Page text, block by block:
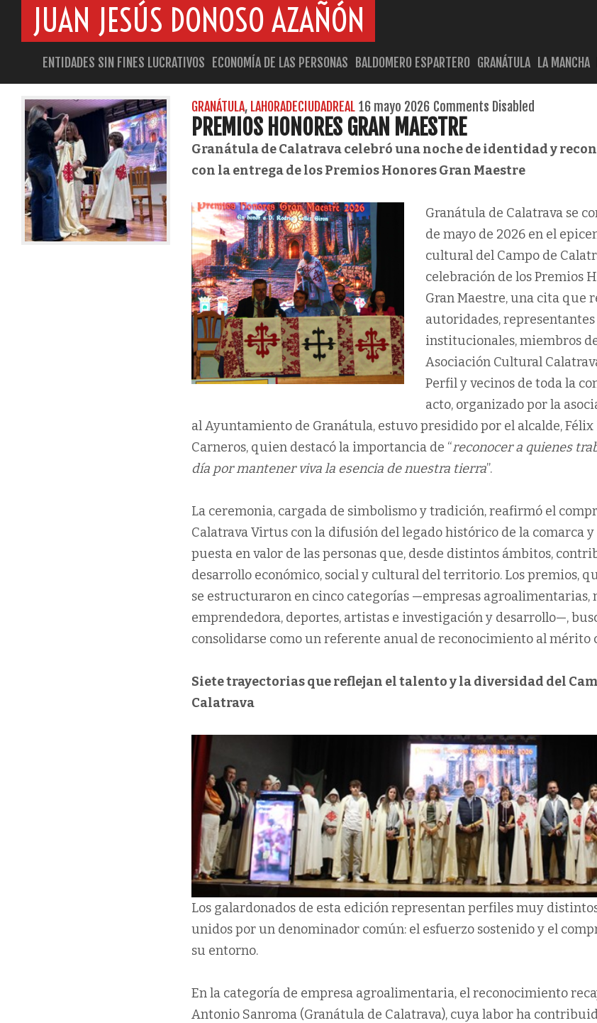
JUAN JESÚS DONOSO AZAÑÓN
ENTIDADES SIN FINES LUCRATIVOS ECONOMÍA DE LAS PERSONAS BALDOMERO ESPARTERO GRANÁTULA LA MANCHA
ETIQUETADO COMO: PREMIOS GRAN MAESTRE
GRANÁTULA, LAHORADECIUDADREAL 16 mayo 2026 Comments Disabled
PREMIOS HONORES GRAN MAESTRE
Granátula de Calatrava celebró una noche de identidad y
con la entrega de los Premios Honores Gran Maestre
Granátula de Calatrava se
de mayo de 2026 en el
cultural del Campo de
celebración de los Premios
Gran Maestre, una cita que
autoridades, representantes
institucionales, miembros
Asociación Cultural
Perfil y vecinos de toda la
acto, organizado por la
al Ayuntamiento de Granátula, estuvo presidido por el alcalde,
Carneros, quien destacó la importancia de “reconocer a quienes
día por mantener viva la esencia de nuestra tierra”.
La ceremonia, cargada de simbolismo y tradición, reafirmó el
Calatrava Virtus con la difusión del legado histórico de la comarca y
puesta en valor de las personas que, desde distintos ámbitos,
desarrollo económico, social y cultural del territorio. Los premios,
se estructuraron en cinco categorías —empresas agroalimentarias,
emprendedora, deportes, artistas e investigación y desarrollo—,
consolidarse como un referente anual de reconocimiento al mérito
Siete trayectorias que reflejan el talento y la diversidad del
Calatrava
Los galardonados de esta edición representan perfiles muy
unidos por un denominador común: el esfuerzo sostenido y el
su entorno.
En la categoría de empresa agroalimentaria, el reconocimiento
Antonio Sanroma (Granátula de Calatrava), cuya labor ha